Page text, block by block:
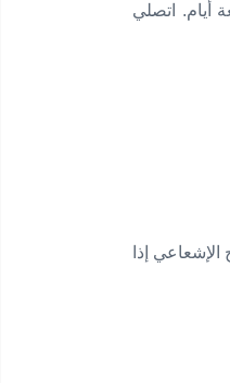
أيام. اتصلي
إذا